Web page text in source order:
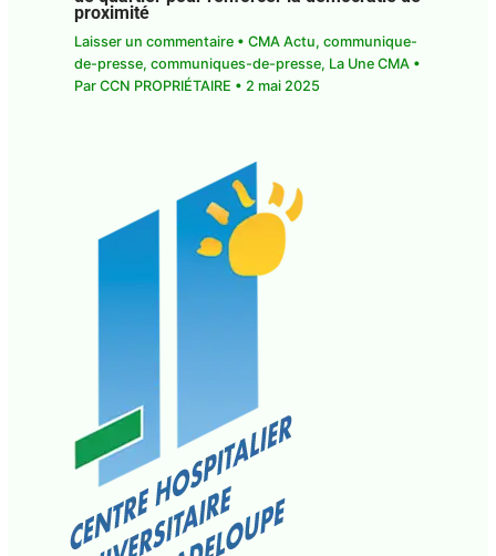
proximité
Laisser un commentaire • CMA Actu, communique-
de-presse, communiques-de-presse, La Une CMA•
Par CCN PROPRIÉTAIRE • 2 mai 2025